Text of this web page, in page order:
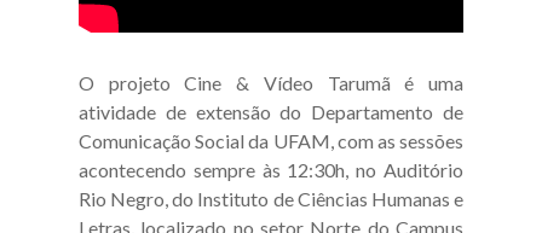
O projeto Cine & Vídeo Tarumã é uma
atividade de extensão do Departamento de
Comunicação Social da UFAM, com as sessões
acontecendo sempre às 12:30h, no Auditório
Rio Negro, do Instituto de Ciências Humanas e
Letras, localizado no setor Norte do Campus